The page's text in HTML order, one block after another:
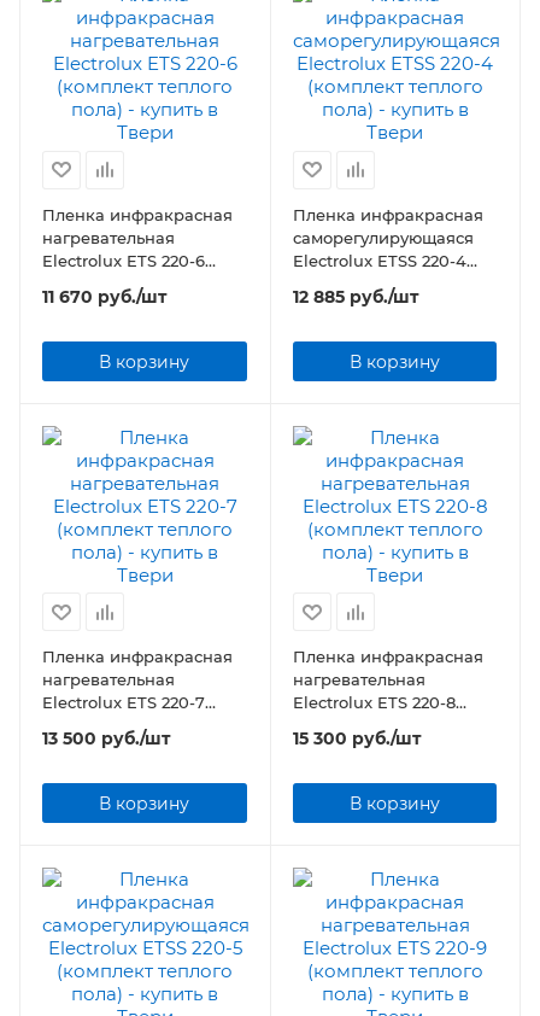
Пленка инфракрасная
нагревательная
Electrolux ETS 220-6
(комплект теплого пола)
11 670 руб./шт
В корзину
Пленка инфракрасная
саморегулирующаяся
Electrolux ETSS 220-4
(комплект теплого пола)
12 885руб./шт
В корзину
Пленка инфракрасная
нагревательная
Electrolux ETS 220-7
(комплект теплого пола)
13 500 руб./шт
В корзину
Пленка инфракрасная
нагревательная
Electrolux ETS 220-8
(комплект теплого пола)
15 300 руб./шт
В корзину